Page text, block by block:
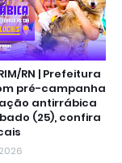
RN | Prefeitura
pré-campanha
antirrábica
(25), confira